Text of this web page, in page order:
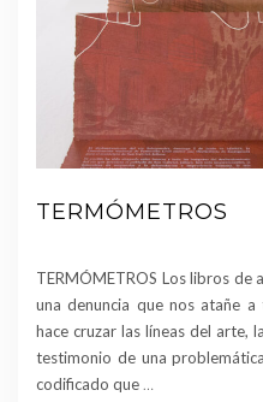
TERMÓMETROS
TERMÓMETROS Los libros
una denuncia que nos atañe
hace cruzar las líneas del arte,
testimonio de una
codificado que…